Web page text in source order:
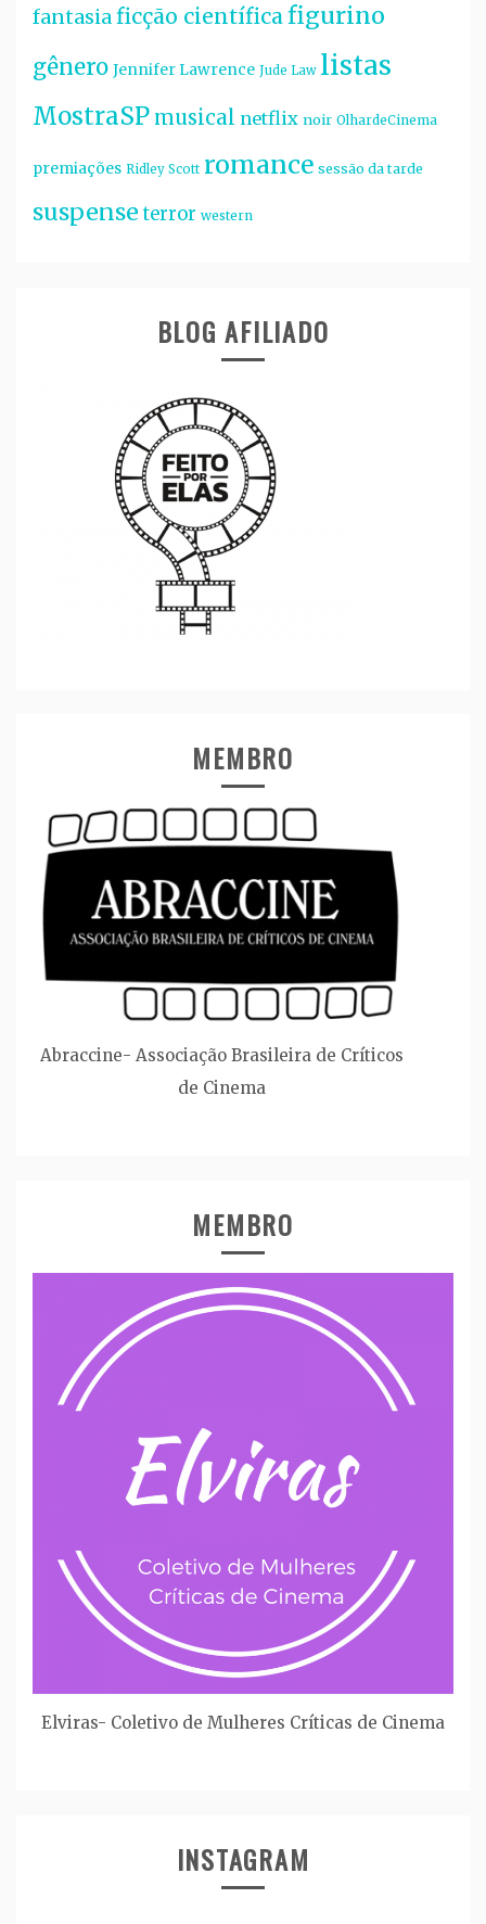
fantasiaficção científicafigurino
gênero Jennifer Lawrence Jude Law listas
MostraSP musical netflix noir OlhardeCinema
premiações Ridley Scott romance sessão da tarde
suspense terror western
BLOG AFILIADO
MEMBRO
Abraccine- Associação Brasileira de Críticos
de Cinema
MEMBRO
Elviras- Coletivo de Mulheres Críticas de Cinema
INSTAGRAM